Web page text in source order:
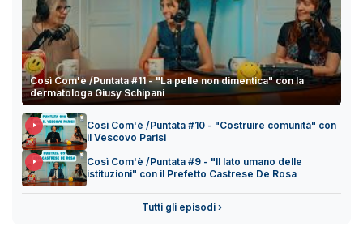
Così Com'è /Puntata #11 - "La pelle non dimentica" con la
dermatologa Giusy Schipani
Così Com'è /Puntata #10 - "Costruire comunità" con
il Vescovo Parisi
Così Com'è /Puntata #9 - "Il lato umano delle
istituzioni" con il Prefetto Castrese De Rosa
Tutti gli episodi ›